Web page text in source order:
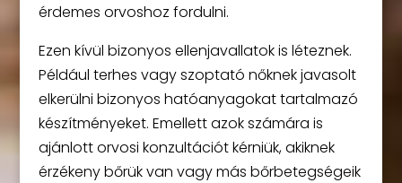
érdemes orvoshoz fordulni.
Ezen kívül bizonyos ellenjavallatok is léteznek.
Például terhes vagy szoptató nőknek javasolt
elkerülni bizonyos hatóanyagokat tartalmazó
készítményeket. Emellett azok számára is
ajánlott orvosi konzultációt kérniük, akiknek
érzékeny bőrük van vagy más bőrbetegségeik